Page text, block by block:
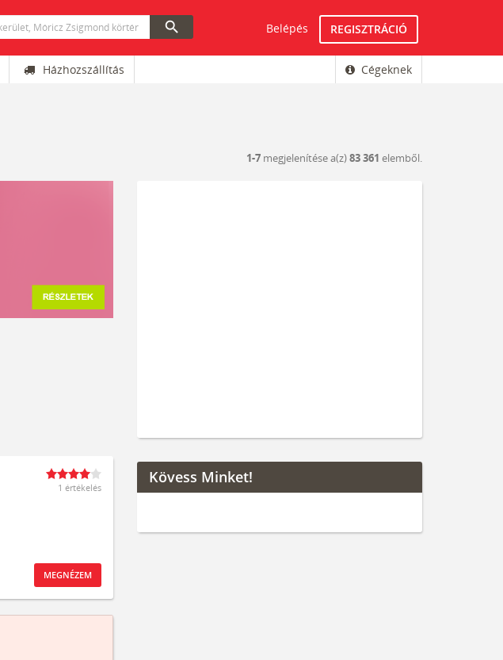
search Belépés REGISZTRÁCIÓ
Házhozszállítás Cégeknek
1-7 megjelenítése a(z)83 361 elemből.
1 értékelés
MEGNÉZEM
Kövess Minket!